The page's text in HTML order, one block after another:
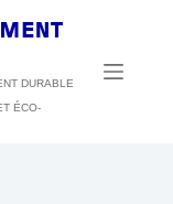
DURABLE